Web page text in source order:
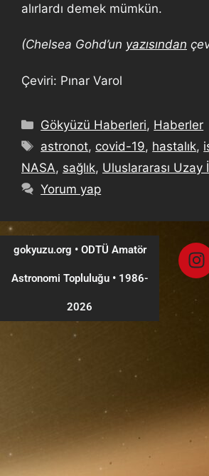
alırlardı demek mümkün.
(Chelsea Gohd’un yazısından
Çeviri: Pınar Varol
Gökyüzü Haberleri, Haberler
astronot, covid-19, hastalık,
NASA, sağlık, Uluslararası Uzay
Yorum yap
gokyuzu.org • ODTÜ Amatör
Astronomi Topluluğu •1986-
2026